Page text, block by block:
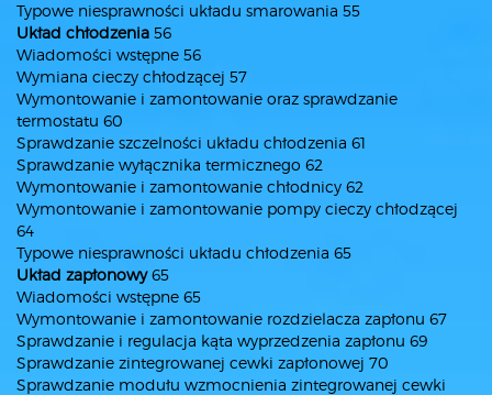
Typowe niesprawności układu smarowania 55
Układ chłodzenia 56
Wiadomości wstępne 56
Wymiana cieczy chłodzącej 57
Wymontowanie i zamontowanie oraz sprawdzanie
termostatu 60
Sprawdzanie szczelności układu chłodzenia 61
Sprawdzanie wyłącznika termicznego 62
Wymontowanie i zamontowanie chłodnicy 62
Wymontowanie i zamontowanie pompy cieczy chłodzącej
64
Typowe niesprawności układu chłodzenia 65
Układ zapłonowy65
Wiadomości wstępne 65
Wymontowanie i zamontowanie rozdzielacza zapłonu 67
Sprawdzanie i regulacja kąta wyprzedzenia zapłonu 69
Sprawdzanie zintegrowanej cewki zapłonowej 70
Sprawdzanie modułu wzmocnienia zintegrowanej cewki